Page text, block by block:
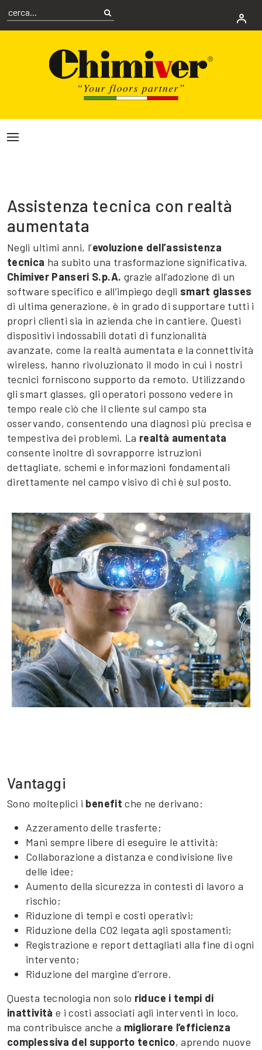
Assistenza tecnica con realtà
aumentata
Negli ultimi anni, l’evoluzione dell’assistenza
tecnica ha subito una trasformazione significativa.
Chimiver Panseri S.p.A. grazie all’adozione di un
software specifico e all’impiego degli smart glasses
di ultima generazione, è in grado di supportare tutti i
propri clienti sia in azienda che in cantiere. Questi
dispositivi indossabili dotati di funzionalità
avanzate, come la realtà aumentata e la connettività
wireless, hanno rivoluzionato il modo in cui i nostri
tecnici forniscono supporto da remoto. Utilizzando
gli smart glasses, gli operatori possono vedere in
tempo reale ciò che il cliente sul campo sta
osservando, consentendo una diagnosi più precisa e
tempestiva dei problemi. La realtà aumentata
consente inoltre di sovrapporre istruzioni
dettagliate, schemi e informazioni fondamentali
direttamente nel campo visivo di chi è sul posto.
Vantaggi
Sono molteplici i benefit che ne derivano:
Azzeramento delle trasferte;
Mani sempre libere di eseguire le attività;
Collaborazione a distanza e condivisione live
delle idee;
Aumento della sicurezza in contesti di lavoro a
rischio;
Riduzione di tempi e costi operativi;
Riduzione della CO2 legata agli spostamenti;
Registrazione e report dettagliati alla fine di ogni
intervento;
Riduzione del margine d’errore.
Questa tecnologia non solo riduce i tempi di
inattività e i costi associati agli interventi in loco,
ma contribuisce anche a migliorare l’efficienza
complessiva del supporto tecnico, aprendo nuove